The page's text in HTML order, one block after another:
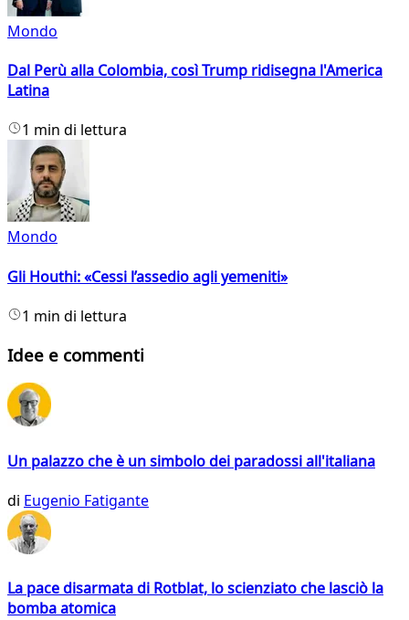
Mondo
Dal Perù alla Colombia, così Trump ridisegna l'America
Latina
1 min di lettura
Mondo
Gli Houthi: «Cessi l’assedio agli yemeniti»
1 min di lettura
Idee e commenti
Un palazzo che è un simbolo dei paradossi all'italiana
di Eugenio Fatigante
La pace disarmata di Rotblat, lo scienziato che lasciò la
bomba atomica